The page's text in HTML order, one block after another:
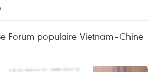
Forum populaire Vietnam–Chine